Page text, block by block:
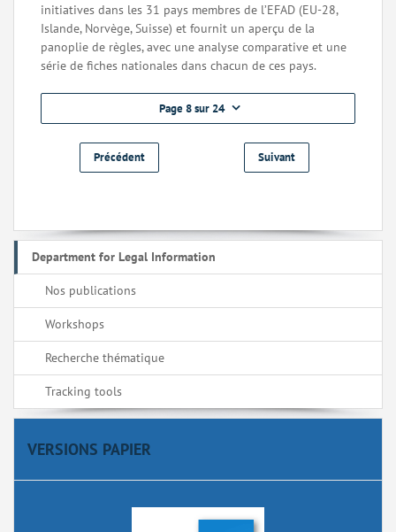
initiatives dans les 31 pays membres de l’EFAD (EU-28,
Islande, Norvège, Suisse) et fournit un aperçu de la
panoplie de règles, avec une analyse comparative et une
série de fiches nationales dans chacun de ces pays.
Page 8 sur 24
Précédent Suivant
Department for Legal Information
Nos publications
Workshops
Recherche thématique
Tracking tools
VERSIONS PAPIER